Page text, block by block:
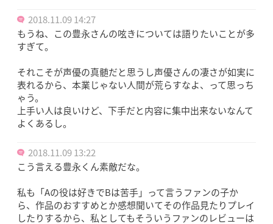
2018.11.09 14:27
もうね、この豊永さんの呟きについては語りたいことが多
すぎて。
それこそが声優の真髄だと思うし声優さんの凄さが如実に
表れるから、本業じゃない人間が荒らすなよ、って思っち
ゃう。
上手い人は良いけど、下手だと内容に集中出来ないなんて
よくあるし。
2018.11.09 13:22
こう言える豊永くん素敵だな。
私も「Aの役は好きでBは苦手」って言うファンの子か
ら、作品のおすすめとか感想聞いてその作品見たりプレイ
したりするから、私としてもそういうファンのレビューは